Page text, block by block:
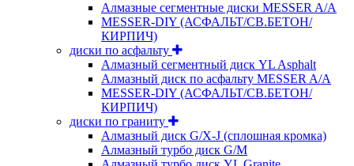
Алмазные сегментные диски MESSER A/A
MESSER-DIY (АСФАЛЬТ/СВ.БЕТОН/
КИРПИЧ)
диски по асфальту
Алмазный сегментный диск YL Asphalt
Алмазный диск по асфальту MESSER A/A
MESSER-DIY (АСФАЛЬТ/СВ.БЕТОН/
КИРПИЧ)
диски по граниту
Алмазный диск G/X-J (сплошная кромка)
Алмазный турбо диск G/M